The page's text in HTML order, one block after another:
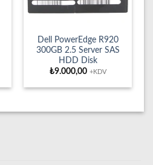
Dell PowerEdge R920
300GB 2.5 Server SAS
HDD Disk
₺9.000,00 +KDV